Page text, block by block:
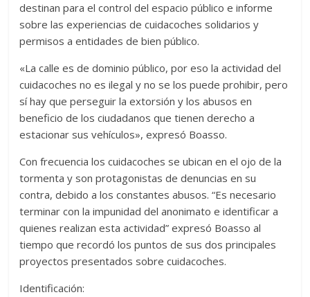
destinan para el control del espacio público e informe
sobre las experiencias de cuidacoches solidarios y
permisos a entidades de bien público.
«La calle es de dominio público, por eso la actividad del
cuidacoches no es ilegal y no se los puede prohibir, pero
sí hay que perseguir la extorsión y los abusos en
beneficio de los ciudadanos que tienen derecho a
estacionar sus vehículos», expresó Boasso.
Con frecuencia los cuidacoches se ubican en el ojo de la
tormenta y son protagonistas de denuncias en su
contra, debido a los constantes abusos. “Es necesario
terminar con la impunidad del anonimato e identificar a
quienes realizan esta actividad” expresó Boasso al
tiempo que recordó los puntos de sus dos principales
proyectos presentados sobre cuidacoches.
Identificación: